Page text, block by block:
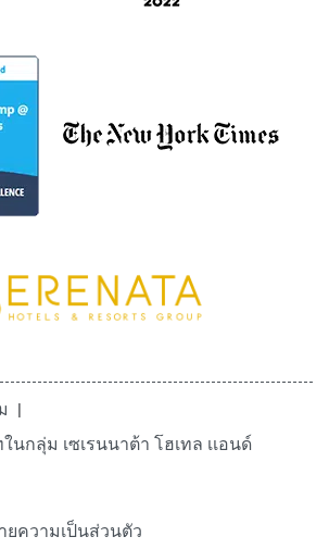
นกลุ่ม เซเรนนาต้า โฮเทล เเอนด์
ยความเป็นส่วนตัว